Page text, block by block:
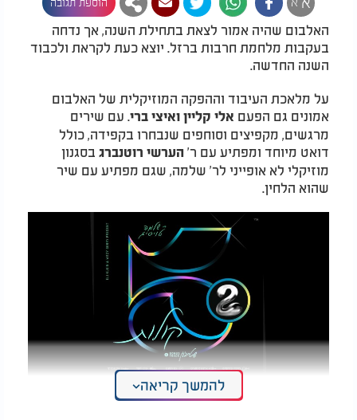
האלבום שהיה אמור לצאת בתחילת השנה, אך נדחה
בעקבות מלחמת חרבות ברזל. יוצא כעת לקראת ולכבוד
השנה החדשה.
על מלאכת העיבוד וההפקה המוזיקלית של האלבום
אמונים גם הפעם אלי קליין ואיצי ברי. עם שירים
מרגשים, מקפיצים וסוחפים שנבחרו בקפידה, כולל
דואט מיוחד ומפתיע עם ר' הערשי רוטנברג בסגנון
מוזיקלי לא אופייני לר' שלמה, שגם מפתיע עם שיר
שהוא הלחין.
תקציר אלבום: ר' שלמה טויסיג - "חמישה קולות"
להמשך קריאה